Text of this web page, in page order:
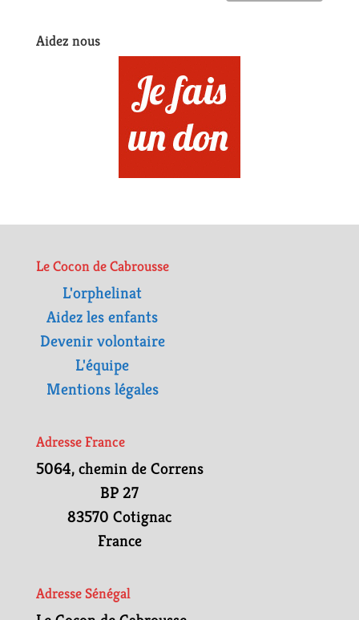
Aidez nous
Le Cocon de Cabrousse
L'orphelinat
Aidez les enfants
Devenir volontaire
L'équipe
Mentions légales
Adresse France
5064, chemin de Correns
BP 27
83570 Cotignac
France
Adresse Sénégal